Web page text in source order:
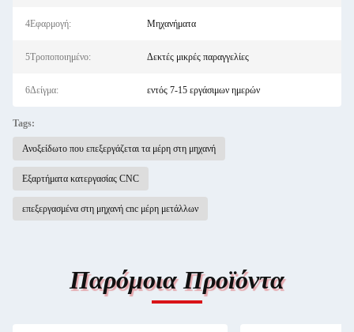
4Εφαρμογή: Μηχανήματα
5Τροποποιημένο: Δεκτές μικρές παραγγελίες
6Δείγμα: εντός 7-15 εργάσιμων ημερών
Tags:
Ανοξείδωτο που επεξεργάζεται τα μέρη στη μηχανή
Εξαρτήματα κατεργασίας CNC
επεξεργασμένα στη μηχανή cnc μέρη μετάλλων
Παρόμοια Προϊόντα